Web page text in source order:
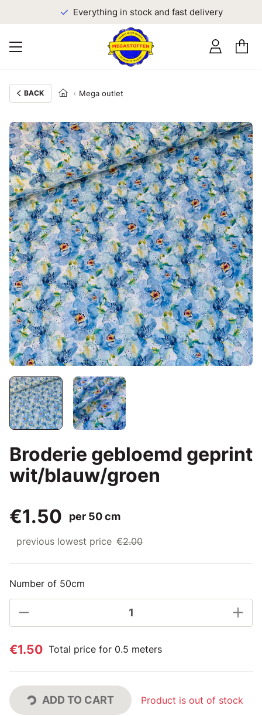
Everything in stock and fast delivery
BACK Mega outlet
Broderie gebloemd geprint
wit/blauw/groen
€1.50
per 50 cm
previous lowest price €2.00
Number of 50cm
€1.50 Total price for 0.5 meters
ADD TO CART Product is out of stock